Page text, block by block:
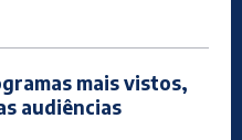
mais vistos,
audiências